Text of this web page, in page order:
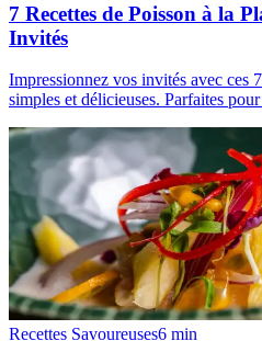
7 Recettes de Poisson à la
Invités
Impressionnez vos invités avec ces
simples et délicieuses. Parfaites
Recettes Savoureuses6 min